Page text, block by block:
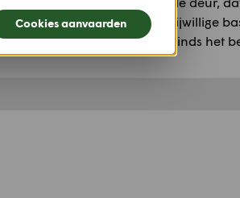
Het museum wordt op vrijwillige
Society en is sinds het
Cookies aanvaarden